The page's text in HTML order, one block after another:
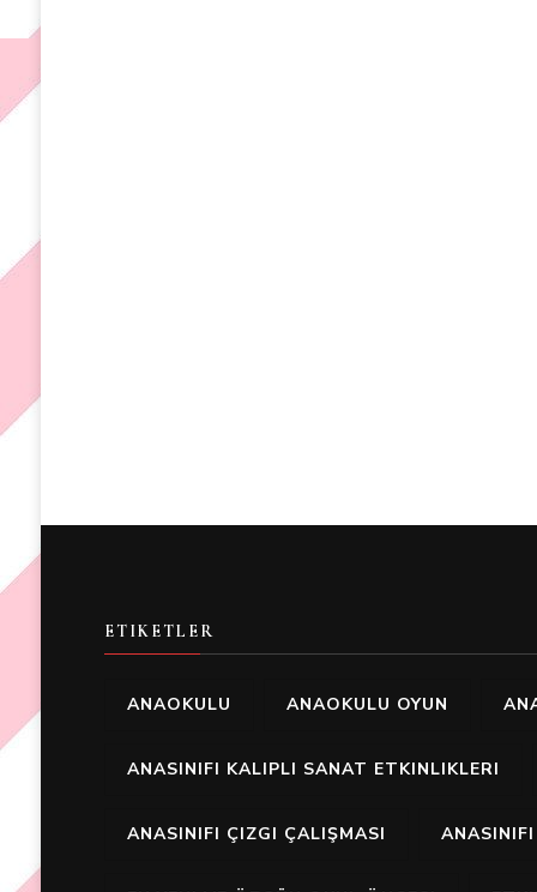
ETIKETLER
ANAOKULU ANAOKULU OYUN
ANASINIFI KALIPLI SANAT ETKINLIKLERI
ANASINIFI ÇIZGI ÇALIŞMASI